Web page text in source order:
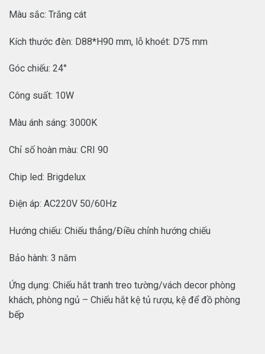
Màu sắc: Trắng cát
Kích thước đèn: D88*H90 mm, lỗ khoét: D75 mm
Góc chiếu: 24°
Công suất: 10W
Màu ánh sáng: 3000K
Chỉ số hoàn màu: CRI 90
Chip led: Brigdelux
Điện áp: AC220V 50/60Hz
Hướng chiếu: Chiếu thẳng/Điều chỉnh hướng chiếu
Bảo hành: 3 năm
Ứng dụng: Chiếu hắt tranh treo tường/vách decor phòng
khách, phòng ngủ – Chiếu hắt kệ tủ rượu, kệ để đồ phòng
bếp